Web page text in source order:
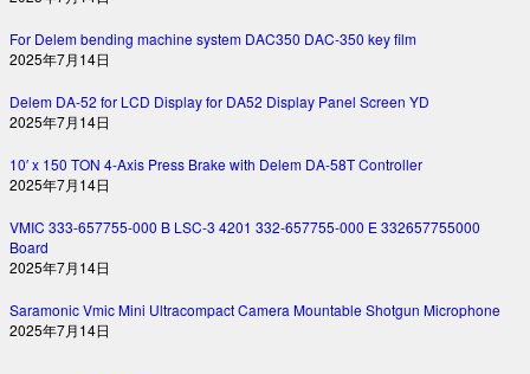
For Delem bending machine system DAC350 DAC-350 key film
2025年7月14日
Delem DA-52 for LCD Display for DA52 Display Panel Screen YD
2025年7月14日
10′ x 150 TON 4-Axis Press Brake with Delem DA-58T Controller
2025年7月14日
VMIC 333-657755-000 B LSC-3 4201 332-657755-000 E 332657755000
Board
2025年7月14日
Saramonic Vmic Mini Ultracompact Camera Mountable Shotgun Microphone
2025年7月14日